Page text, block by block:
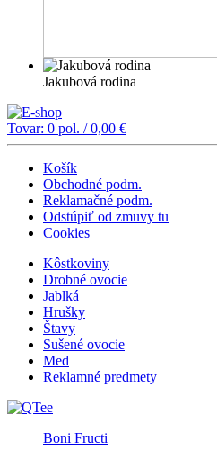
Jakubová rodina
Tovar: 0 pol. /0,00 €
Košík
Obchodné podm.
Reklamačné podm.
Odstúpiť od zmuvy tu
Cookies
Kôstkoviny
Drobné ovocie
Jablká
Hrušky
Štavy
Sušené ovocie
Med
Reklamné predmety
Boni Fructi